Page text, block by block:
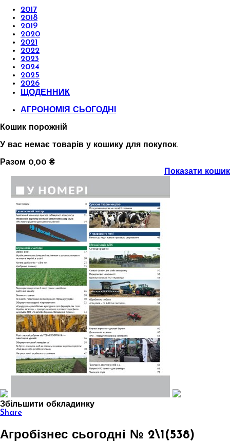
2017
2018
2019
2020
2021
2022
2023
2024
2025
2026
ЩОДЕННИК
АГРОНОМІЯ СЬОГОДНІ
Кошик порожній
У вас немає товарів у кошику для покупок.
Разом 0,00 ₴
Показати кошик
Збільшити обкладинку
Share
Агробізнес сьогодні № 2\1(538)